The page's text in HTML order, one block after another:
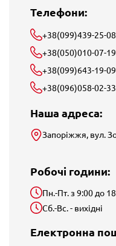
Телефони:
+38(099)439-25-08
+38(050)010-07-19
+38(099)643-19-09
+38(096)058-02-33
Наша адреса:
Запоріжжя, вул.
Робочі години:
Пн.-Пт. з 9:00 до
Сб.-Вс. - вихідні
Електронна